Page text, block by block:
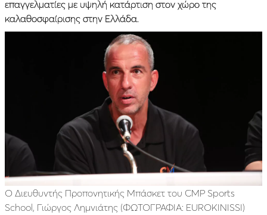
επαγγελματίες με υψηλή κατάρτιση στον χώρο της
καλαθοσφαίρισης στην Ελλάδα.
O Διευθυντής Προπονητικής Μπάσκετ του CMP Sports
School, Γιώργος Λημνιάτης (ΦΩΤΟΓΡΑΦΙΑ: EUROKINISSI)